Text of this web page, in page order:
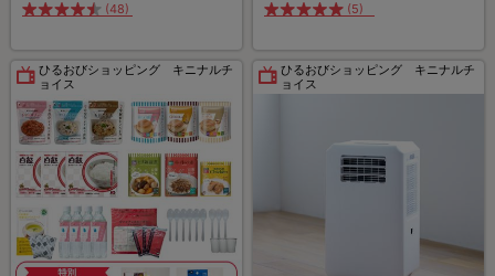
(48) (5)
ひるおびショッピング キニナルチ
ョイス
ひるおびショッピング キニナルチ
ョイス